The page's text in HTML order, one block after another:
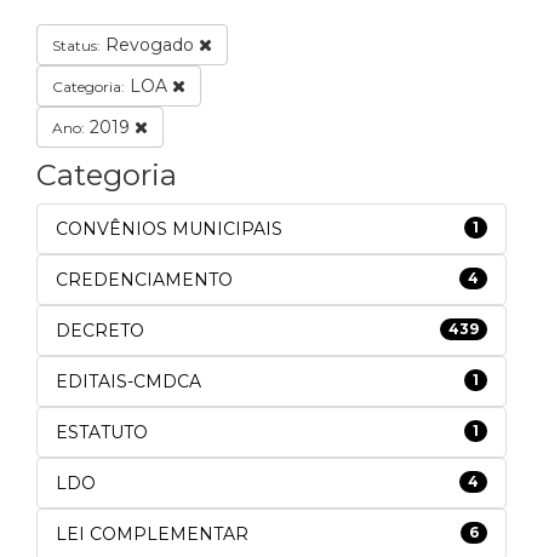
Status: Revogado
Categoria: LOA
Ano: 2019
Categoria
CONVÊNIOS MUNICIPAIS 1
CREDENCIAMENTO 4
DECRETO 439
EDITAIS-CMDCA 1
ESTATUTO 1
LDO 4
LEI COMPLEMENTAR 6